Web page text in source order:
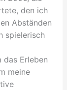
den ich
Abständen
spielerisch
das Erleben
meine